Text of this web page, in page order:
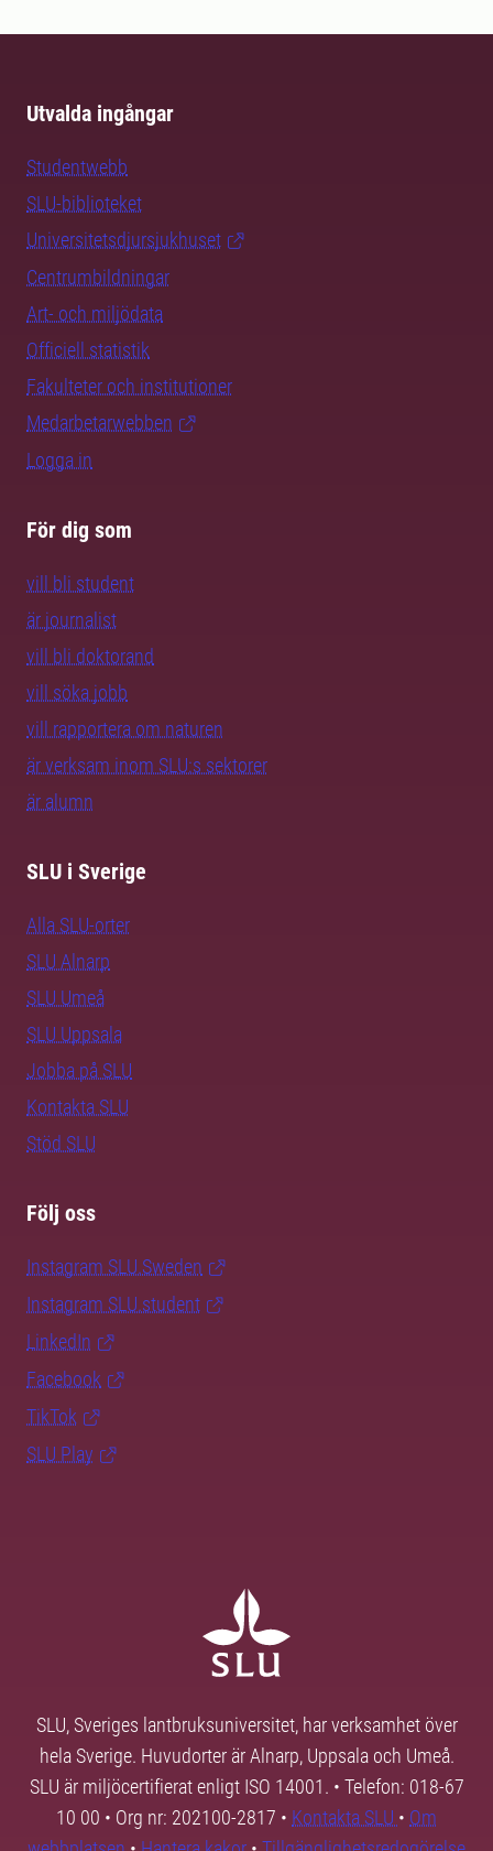
Utvalda ingångar
Studentwebb
SLU-biblioteket
Universitetsdjursjukhuset
Centrumbildningar
Art- och miljödata
Officiell statistik
Fakulteter och institutioner
Medarbetarwebben
Logga in
För dig som
vill bli student
är journalist
vill bli doktorand
vill söka jobb
vill rapportera om naturen
är verksam inom SLU:s sektorer
är alumn
SLU i Sverige
Alla SLU-orter
SLU Alnarp
SLU Umeå
SLU Uppsala
Jobba på SLU
Kontakta SLU
Stöd SLU
Följ oss
Instagram SLU.Sweden
Instagram SLU.student
LinkedIn
Facebook
TikTok
SLU Play
SLU, Sveriges lantbruksuniversitet, har verksamhet över
hela Sverige. Huvudorter är Alnarp, Uppsala och Umeå.
SLU är miljöcertifierat enligt ISO 14001. • Telefon: 018-67
10 00 • Org nr: 202100-2817 • Kontakta SLU • Om